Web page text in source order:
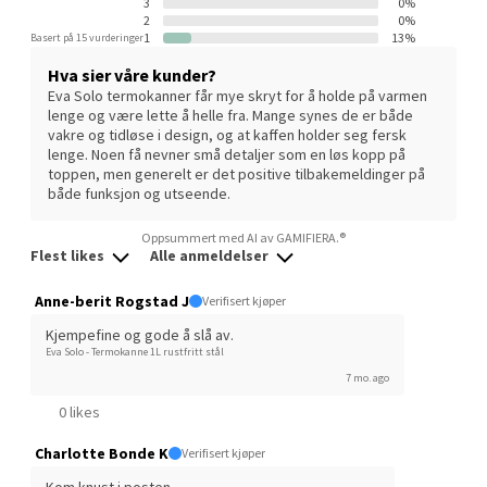
Basert på 15 vurderinger
2
0%
1
13%
Hva sier våre kunder?
Eva Solo termokanner får mye skryt for å holde på varmen
lenge og være lette å helle fra. Mange synes de er både
vakre og tidløse i design, og at kaffen holder seg fersk
lenge. Noen få nevner små detaljer som en løs kopp på
toppen, men generelt er det positive tilbakemeldinger på
både funksjon og utseende.
Oppsummert med AI av GAMIFIERA.®
Flest likes Alle anmeldelser
Anne-berit Rogstad J Verifisert kjøper
Kjempefine og gode å slå av.
Eva Solo - Termokanne 1L rustfritt stål
7 mo. ago
0 likes
Charlotte Bonde K Verifisert kjøper
Alti Sunndal, Sunndalsveien 17, 6600 Sunndalsøra
Åpent i dag 10-16
0 i butikk
Velg
Jessheim - Thon Senter Jessheim
Storgata 6, 2050 Jessheim
0 i butikk